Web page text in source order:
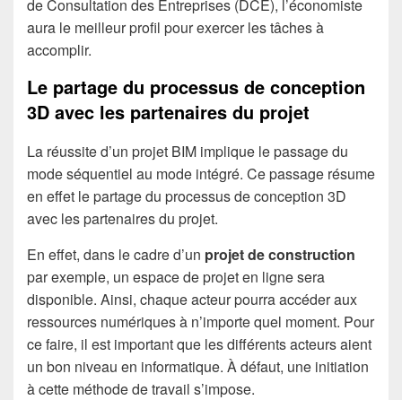
de Consultation des Entreprises (DCE), l’économiste
aura le meilleur profil pour exercer les tâches à
accomplir.
Le partage du processus de conception
3D avec les partenaires du projet
La réussite d’un projet BIM implique le passage du
mode séquentiel au mode intégré. Ce passage résume
en effet le partage du processus de conception 3D
avec les partenaires du projet.
En effet, dans le cadre d’un projet de construction
par exemple, un espace de projet en ligne sera
disponible. Ainsi, chaque acteur pourra accéder aux
ressources numériques à n’importe quel moment. Pour
ce faire, il est important que les différents acteurs aient
un bon niveau en informatique. À défaut, une initiation
à cette méthode de travail s’impose.